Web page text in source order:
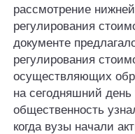
рассмотрение
регулирования
документе
регулирования
осуществляющих
на сегодняшний
общественность
когда вузы начали